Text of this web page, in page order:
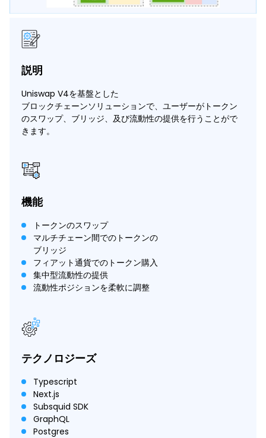
説明
Uniswap V4を基盤とした
ブロックチェーンソリューションで、ユーザーがトークン
のスワップ、ブリッジ、及び流動性の提供を行うことがで
きます。
機能
トークンのスワップ
マルチチェーン間でのトークンの
ブリッジ
フィアット通貨でのトークン購入
集中型流動性の提供
流動性ポジションを柔軟に調整
テクノロジーズ
Typescript
Next.js​
Subsquid SDK
GraphQL
Postgres